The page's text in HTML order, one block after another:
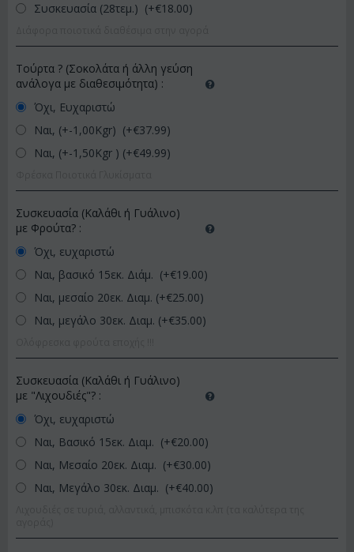
Συσκευασία (28τεμ.) (+€18.00)
Τούρτα ? (Σοκολάτα ή άλλη γεύση
ανάλογα με διαθεσιμότητα) :
Όχι, Ευχαριστώ
Ναι, (+-1,00Kgr) (+€37.99)
Ναι, (+-1,50Kgr ) (+€49.99)
Συσκευασία (Καλάθι ή Γυάλινο)
με Φρούτα? :
Όχι, ευχαριστώ
Ναι, βασικό 15εκ. Διάμ. (+€19.00)
Ναι, μεσαίο 20εκ. Διαμ. (+€25.00)
Ναι, μεγάλο 30εκ. Διαμ. (+€35.00)
Συσκευασία (Καλάθι ή Γυάλινο)
με "Λιχουδιές"? :
Όχι, ευχαριστώ
Ναι, Βασικό 15εκ. Διαμ. (+€20.00)
Ναι, Μεσαίο 20εκ. Διαμ. (+€30.00)
Ναι, Μεγάλο 30εκ. Διαμ. (+€40.00)